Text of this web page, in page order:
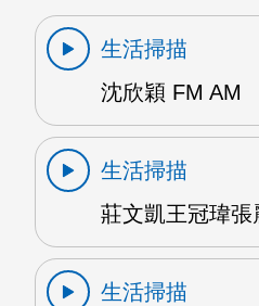
生活掃描
沈欣穎 FM AM
生活掃描
莊文凱王冠瑋
生活掃描